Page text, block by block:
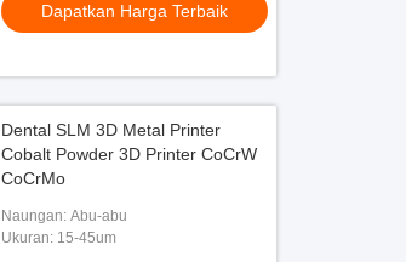
Dapatkan Harga Terbaik
Dental SLM 3D Metal Printer
Cobalt Powder 3D Printer CoCrW
CoCrMo
Naungan: Abu-abu
Ukuran: 15-45um